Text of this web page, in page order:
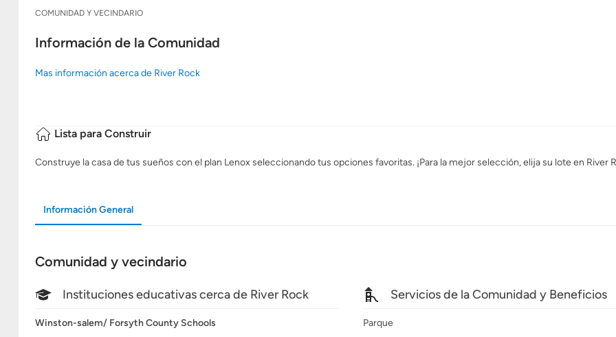
COMUNIDAD Y VECINDARIO
Información de la Comunidad
Mas información acerca de River Rock
Lista para Construir
Construye la casa de tus sueños con el plan Lenox seleccionando tus opciones favoritas. ¡Para la mejor selección, elija su lote en River
Información General
Comunidad y vecindario
Instituciones educativas cerca de River Rock
Winston-salem/ Forsyth County Schools
Servicios de la Comunidad y Beneficios
Parque